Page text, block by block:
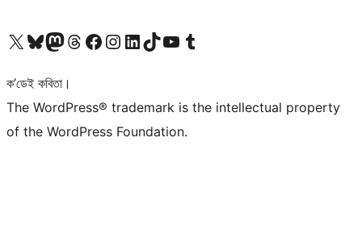
আমাৰ X (আগৰ Twitter) একাউণ্টলৈ যাওকআমাৰ Bluesky একাউণ্টলৈ যাওকআমাৰ Mastodon একাউণ্টলৈ যাওকআমাৰ Threads একাউণ্টলৈ যাওকআমাৰ Facebook পৃষ্ঠালৈ যাওকআমাৰ Instagram একাউণ্টলৈ যাওকআমাৰ LinkedIn একাউণ্টলৈ যাওকআমাৰ TikTok একাউণ্টলৈ যাওকআমাৰ YouTube চেনেললৈ যাওকআমাৰ Tumblr একাউণ্টলৈ যাওক
ক’ডেই কবিতা।
The WordPress® trademark is the intellectual property
of the WordPress Foundation.